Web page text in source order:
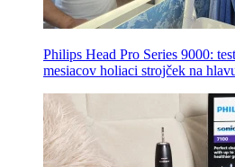
Philips Head Pro Series 9000:
mesiacov holiaci strojček na